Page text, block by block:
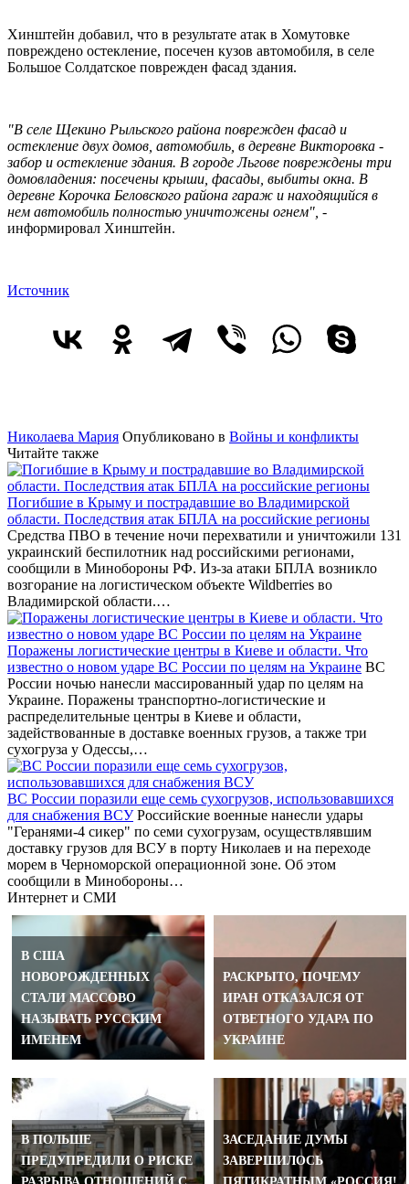
Хинштейн добавил, что в результате атак в Хомутовке
повреждено остекление, посечен кузов автомобиля, в селе
Большое Солдатское поврежден фасад здания.
"В селе Щекино Рыльского района поврежден фасад и
остекление двух домов, автомобиль, в деревне Викторовка -
забор и остекление здания. В городе Льгове повреждены три
домовладения: посечены крыши, фасады, выбиты окна. В
деревне Корочка Беловского района гараж и находящийся в
нем автомобиль полностью уничтожены огнем", -
информировал Хинштейн.
Источник
Николаева Мария Опубликовано в Войны и конфликты
Читайте также
Погибшие в Крыму и пострадавшие во Владимирской
области. Последствия атак БПЛА на российские регионы
Средства ПВО в течение ночи перехватили и уничтожили 131
украинский беспилотник над российскими регионами,
сообщили в Минобороны РФ. Из-за атаки БПЛА возникло
возгорание на логистическом объекте Wildberries во
Владимирской области.…
Поражены логистические центры в Киеве и области. Что
известно о новом ударе ВС России по целям на Украине ВС
России ночью нанесли массированный удар по целям на
Украине. Поражены транспортно-логистические и
распределительные центры в Киеве и области,
задействованные в доставке военных грузов, а также три
сухогруза у Одессы,…
ВС России поразили еще семь сухогрузов, использовавшихся
для снабжения ВСУРоссийские военные нанесли удары
"Геранями-4 сикер" по семи сухогрузам, осуществлявшим
доставку грузов для ВСУ в порту Николаев и на переходе
морем в Черноморской операционной зоне. Об этом
сообщили в Минобороны…
Интернет и СМИ
В США
НОВОРОЖДЕННЫХ
СТАЛИ МАССОВО
НАЗЫВАТЬ РУССКИМ
ИМЕНЕМ
РАСКРЫТО, ПОЧЕМУ
ИРАН ОТКАЗАЛСЯ ОТ
ОТВЕТНОГО УДАРА ПО
УКРАИНЕ
В ПОЛЬШЕ
ПРЕДУПРЕДИЛИ О РИСКЕ
ЗАСЕДАНИЕ ДУМЫ
ЗАВЕРШИЛОСЬ